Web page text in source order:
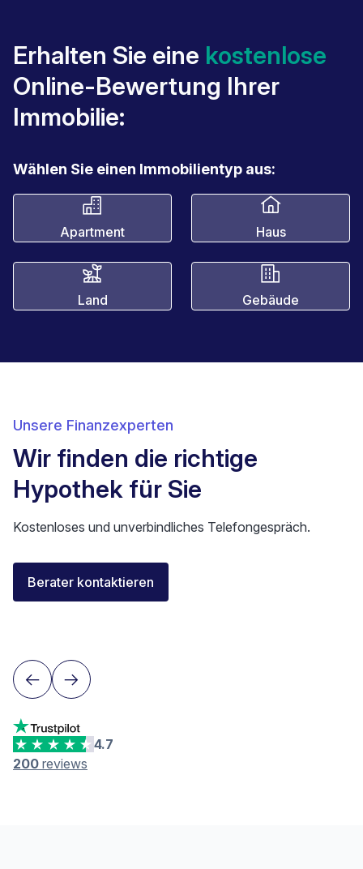
Erhalten Sie eine kostenlose
Online-Bewertung Ihrer
Immobilie:
Wählen Sie einen Immobilientyp aus:
Apartment Haus
Land Gebäude
Unsere Finanzexperten
Wir finden die richtige
Hypothek für Sie
Kostenloses und unverbindliches Telefongespräch.
Berater kontaktieren
Florent Buser
Area Sales Director Romandie
4.7
200 reviews